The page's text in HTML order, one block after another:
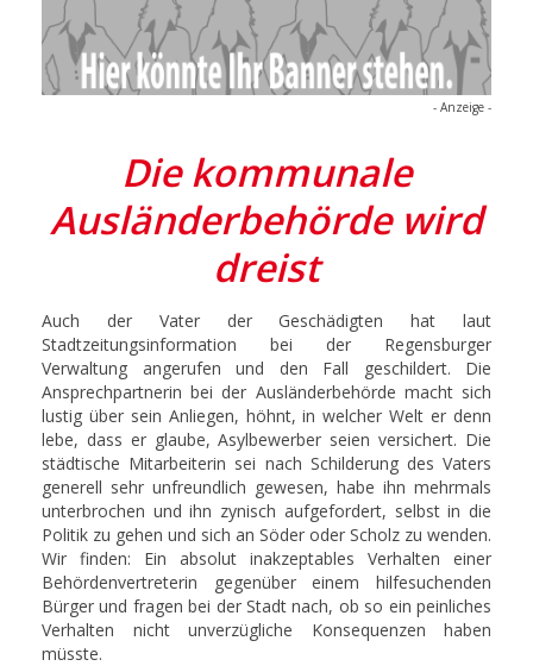
- Anzeige -
Die kommunale
Ausländerbehörde wird
dreist
Auch der Vater der Geschädigten hat laut
Stadtzeitungsinformation bei der Regensburger
Verwaltung angerufen und den Fall geschildert. Die
Ansprechpartnerin bei der Ausländerbehörde macht sich
lustig über sein Anliegen, höhnt, in welcher Welt er denn
lebe, dass er glaube, Asylbewerber seien versichert. Die
städtische Mitarbeiterin sei nach Schilderung des Vaters
generell sehr unfreundlich gewesen, habe ihn mehrmals
unterbrochen und ihn zynisch aufgefordert, selbst in die
Politik zu gehen und sich an Söder oder Scholz zu wenden.
Wir finden: Ein absolut inakzeptables Verhalten einer
Behördenvertreterin gegenüber einem hilfesuchenden
Bürger und fragen bei der Stadt nach, ob so ein peinliches
Verhalten nicht unverzügliche Konsequenzen haben
müsste.